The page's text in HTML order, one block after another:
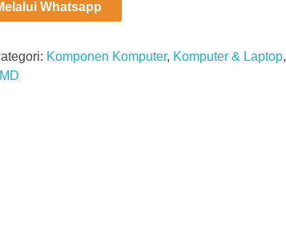
Whatsapp
Komponen Komputer, Komputer & Laptop,